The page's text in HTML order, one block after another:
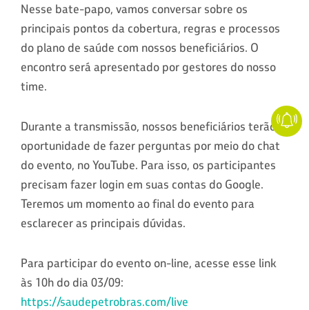
Nesse bate-papo, vamos conversar sobre os
principais pontos da cobertura, regras e processos
do plano de saúde com nossos beneficiários. O
encontro será apresentado por gestores do nosso
time.
Durante a transmissão, nossos beneficiários terão a
oportunidade de fazer perguntas por meio do chat
do evento, no YouTube. Para isso, os participantes
precisam fazer login em suas contas do Google.
Teremos um momento ao final do evento para
esclarecer as principais dúvidas.
Para participar do evento on-line, acesse esse link
às 10h do dia 03/09:
https://saudepetrobras.com/live